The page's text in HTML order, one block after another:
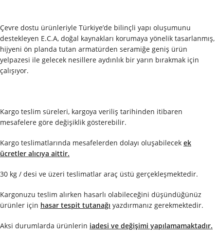
Çevre dostu ürünleriyle Türkiye’de bilinçli yapı oluşumunu
destekleyen E.C.A, doğal kaynakları korumaya yönelik tasarlanmış,
hijyeni ön planda tutan armatürden seramiğe geniş ürün
yelpazesi ile gelecek nesillere aydınlık bir yarın bırakmak için
çalışıyor.
Kargo teslim süreleri, kargoya veriliş tarihinden itibaren
mesafelere göre değişiklik gösterebilir.
Kargo teslimatlarında mesafelerden dolayı oluşabilecek ek
ücretler alıcıya aittir.
30 kg / desi ve üzeri teslimatlar araç üstü gerçekleşmektedir.
Kargonuzu teslim alırken hasarlı olabileceğini düşündüğünüz
ürünler için hasar tespit tutanağı yazdırmanız gerekmektedir.
Aksi durumlarda ürünlerin iadesi ve değişimi yapılamamaktadır.